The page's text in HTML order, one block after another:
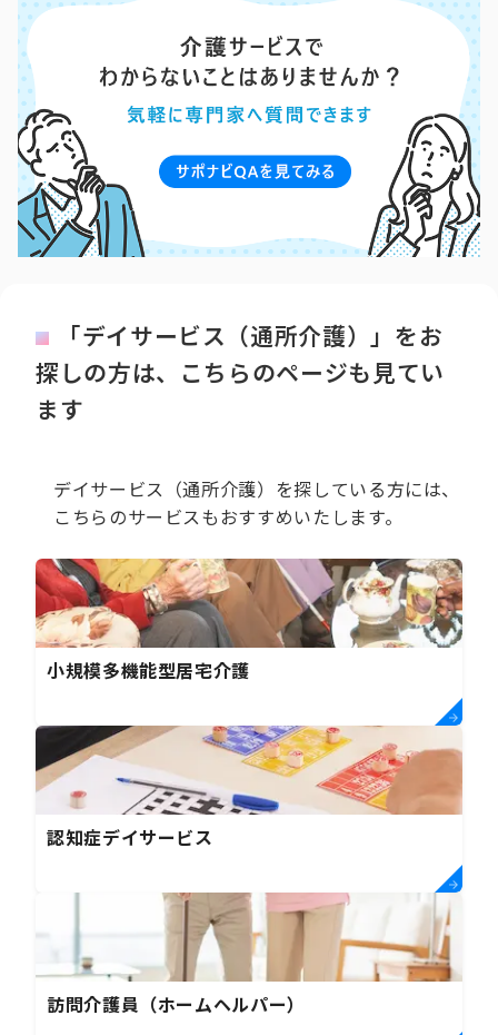
「デイサービス（通所介護）」をお
探しの方は、こちらのページも見てい
ます
デイサービス（通所介護）を探している方には、
こちらのサービスもおすすめいたします。
小規模多機能型居宅介護
認知症デイサービス
訪問介護員（ホームヘルパー）